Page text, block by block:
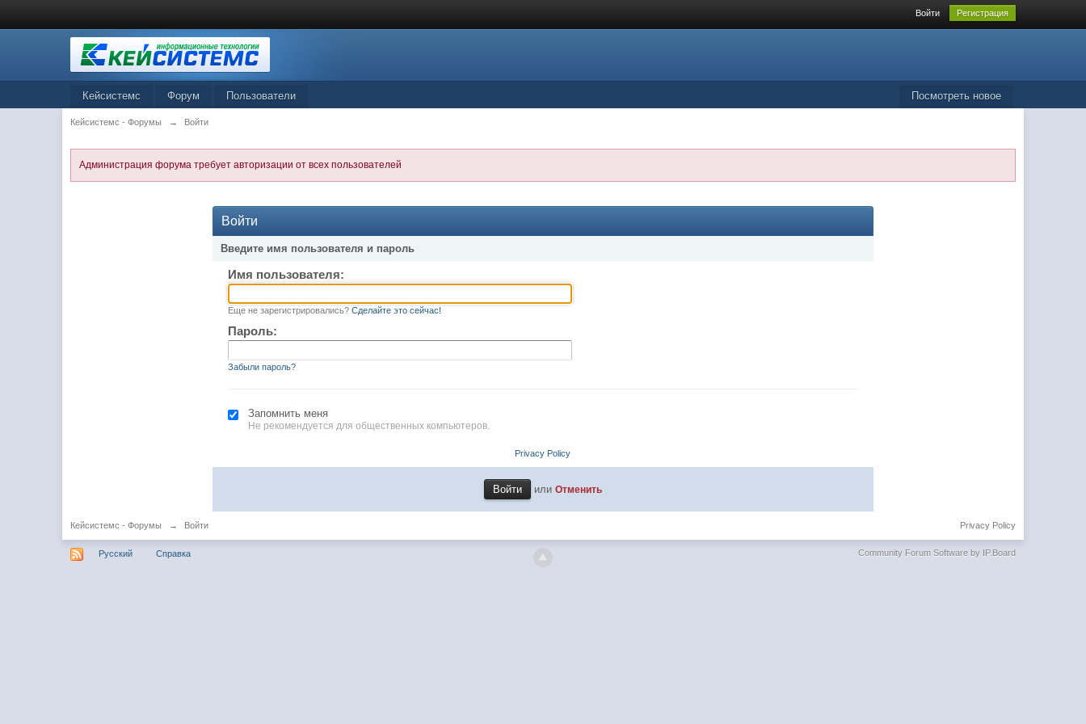
Войти Регистрация
Посмотреть новое
Кейсистемс Форум Пользователи
Кейсистемс - Форумы → Войти
Администрация форума требует авторизации от всех пользователей
Войти
Введите имя пользователя и пароль
Имя пользователя:
Еще не зарегистрировались? Сделайте это сейчас!
Пароль:
Забыли пароль?
Запомнить меня
Не рекомендуется для общественных компьютеров.
Privacy Policy
или Отменить
Кейсистемс - Форумы → Войти Privacy Policy
Русский Справка Community Forum Software by IP.Board